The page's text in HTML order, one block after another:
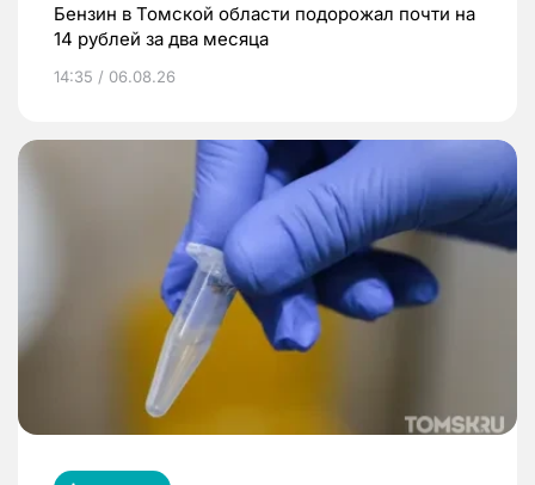
Бензин в Томской области подорожал почти на
14 рублей за два месяца
14:35 / 06.08.26